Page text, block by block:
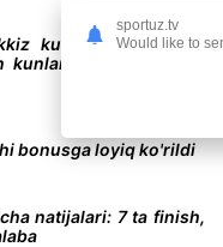
kun qoldi" - Gerri
sanamoqda +
bonusga loyiq ko'rildi
natijalari: 7 ta finish,
sportuz.tv
Would like to